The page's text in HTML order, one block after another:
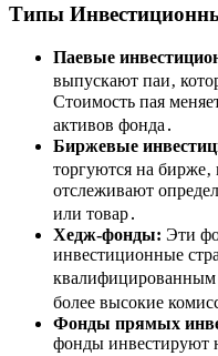
Типы
Паевые
выпускают паи‚
Стоимость пая
активов фонда․
Биржевые
торгуются на
отслеживают
или товар․
Хедж-фонды: Эти
инвестиционные
квалифицированным
более высокие
Фонды прямых
фонды инвестируют